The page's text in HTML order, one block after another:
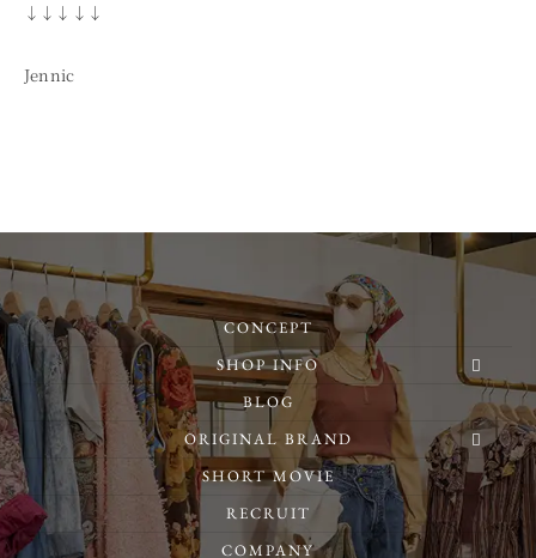
↓↓↓↓↓
Jennic
CONCEPT
SHOP INFO
BLOG
ORIGINAL BRAND
SHORT MOVIE
RECRUIT
COMPANY